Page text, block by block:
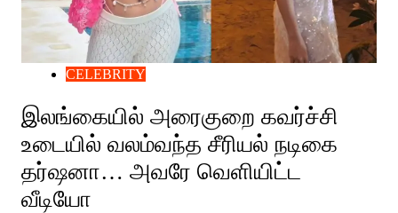
CELEBRITY
இலங்கையில் அரைகுறை கவர்ச்சி
உடையில் வலம்வந்த சீரியல் நடிகை
தர்ஷனா… அவரே வெளியிட்ட
வீடியோ